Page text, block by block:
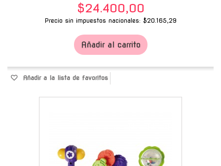
$24.400,00
Precio sin impuestos nacionales: $20.165,29
Añadir al carrito
Añadir a la lista de favoritos